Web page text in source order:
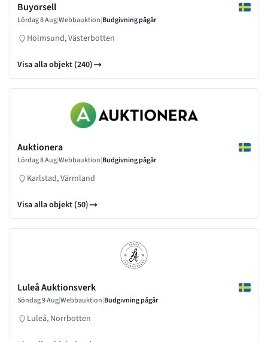
Buyorsell
Lördag 8 Aug|Webbauktion|Budgivning pågår
Holmsund, Västerbotten
Visa alla objekt (240)
Auktionera
Lördag 8 Aug|Webbauktion|Budgivning pågår
Karlstad, Värmland
Visa alla objekt (50)
Luleå Auktionsverk
Söndag 9 Aug|Webbauktion|Budgivning pågår
Luleå, Norrbotten